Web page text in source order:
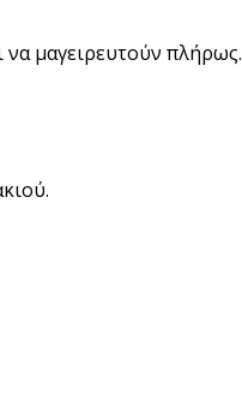
να μαγειρευτούν πλήρως.